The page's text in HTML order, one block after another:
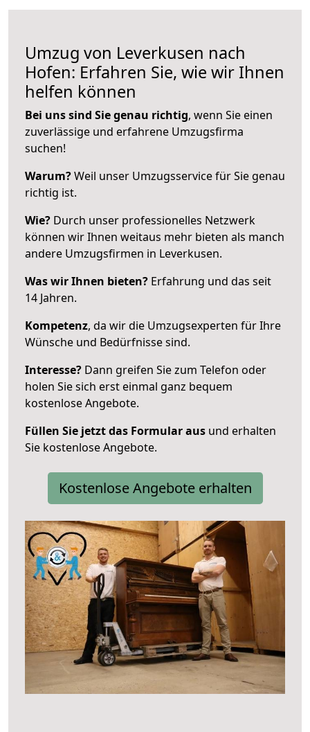
Umzug von Leverkusen nach
Hofen: Erfahren Sie, wie wir Ihnen
helfen können
Bei uns sind Sie genau richtig, wenn Sie einen
zuverlässige und erfahrene Umzugsfirma
suchen!
Warum?Weil unser Umzugsservice für Sie genau
richtig ist.
Wie? Durch unser professionelles Netzwerk
können wir Ihnen weitaus mehr bieten als manch
andere Umzugsfirmen in Leverkusen.
Was wir Ihnen bieten? Erfahrung und das seit
14 Jahren.
Kompetenz, da wir die Umzugsexperten für Ihre
Wünsche und Bedürfnisse sind.
Interesse? Dann greifen Sie zum Telefon oder
holen Sie sich erst einmal ganz bequem
kostenlose Angebote.
Füllen Sie jetzt das Formular aus und erhalten
Sie kostenlose Angebote.
Kostenlose Angebote erhalten